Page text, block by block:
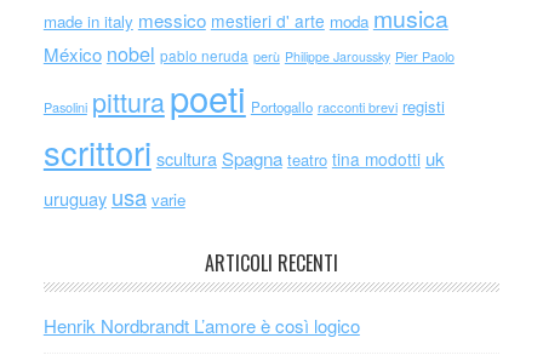
made in italy messico mestieri d' arte moda musica
México nobel pablo neruda perù Philippe Jaroussky Pier Paolo
Pasolini pitturapoeti Portogallo racconti brevi registi
scrittori scultura Spagna teatro tina modotti uk
uruguay usa varie
ARTICOLI RECENTI
Henrik Nordbrandt L’amore è così logico